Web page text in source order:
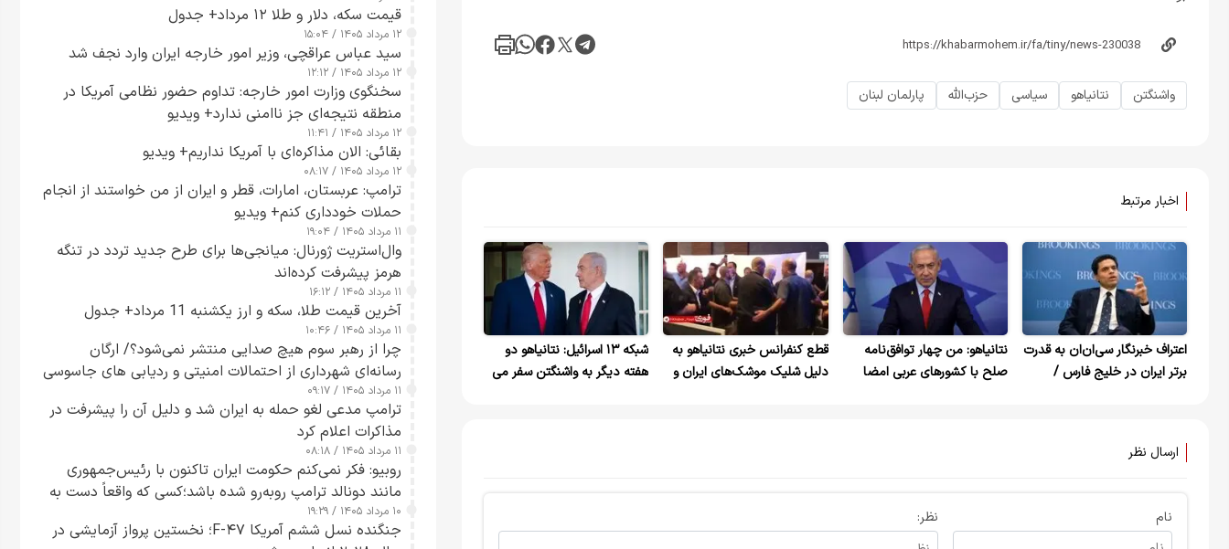
واشنگتن نتانیاهو سیاسی حزب‌الله پارلمان لبنان
اخبار مرتبط
اعتراف خبرنگار سی‌ان‌ان به قدرت
برتر ایران در خلیج فارس /
نتانیاهو: من چهار توافق‌نامه
صلح با کشورهای عربی امضا
قطع کنفرانس خبری نتانیاهو به
دلیل شلیک موشک‌های ایران و
شبکه ۱۳ اسرائیل: نتانیاهو دو
هفته دیگر به واشنگتن سفر می
ارسال نظر
نام نظر:
قیمت سکه، دلار و طلا ۱۲ مرداد+ جدول
۱۲ مرداد ۱۴۰۵ / ۱۵:۰۴
سید عباس عراقچی، وزیر امور خارجه ایران وارد نجف شد
۱۲ مرداد ۱۴۰۵ / ۱۲:۱۲
سخنگوی وزارت امور خارجه: تداوم حضور نظامی آمریکا در
منطقه نتیجه‌ای جز ناامنی ندارد+ ویدیو
۱۲ مرداد ۱۴۰۵ / ۱۱:۴۱
بقائی: الان مذاکره‌ای با آمریکا نداریم+ ویدیو
۱۲ مرداد ۱۴۰۵ / ۰۸:۱۷
ترامپ: عربستان، امارات، قطر و ایران از من خواستند از انجام
حملات خودداری کنم+ ویدیو
۱۱ مرداد ۱۴۰۵ / ۱۹:۰۴
وال‌استریت ژورنال: میانجی‌ها برای طرح جدید تردد در تنگه
هرمز پیشرفت کرده‌اند
۱۱ مرداد ۱۴۰۵ / ۱۶:۱۲
آخرین قیمت طلا، سکه و ارز یکشنبه 11 مرداد+ جدول
۱۱ مرداد ۱۴۰۵ / ۱۰:۴۶
چرا از رهبر سوم هیچ صدایی منتشر نمی‌شود؟/ ارگان
رسانه‌ای شهرداری از احتمالات امنیتی و ردیابی های جاسوسی
گفت
۱۱ مرداد ۱۴۰۵ / ۰۹:۱۷
ترامپ مدعی لغو حمله به ایران شد و دلیل آن را پیشرفت در
مذاکرات اعلام کرد
۱۱ مرداد ۱۴۰۵ / ۰۸:۱۸
روبیو: فکر نمی‌کنم حکومت ایران تاکنون با رئیس‌جمهوری
مانند دونالد ترامپ روبه‌رو شده باشد؛کسی که واقعاً دست به
اقدام می‌زند
۱۰ مرداد ۱۴۰۵ / ۱۹:۲۹
جنگنده نسل ششم آمریکا F-۴۷؛ نخستین پرواز آزمایشی در